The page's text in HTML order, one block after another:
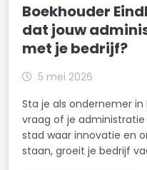
Boekhouder
dat jouw
met je bedrijf?
5 mei 2026
Sta je als ondernemer in
vraag of je
stad waar innovatie en
staan, groeit je bedrijf